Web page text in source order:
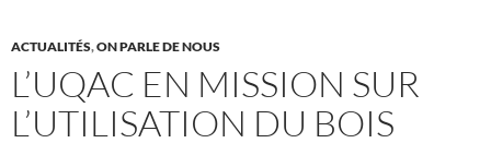
ACTUALITÉS,ON PARLE DE NOUS
L’UQAC EN MISSION SUR
L’UTILISATION DU BOIS